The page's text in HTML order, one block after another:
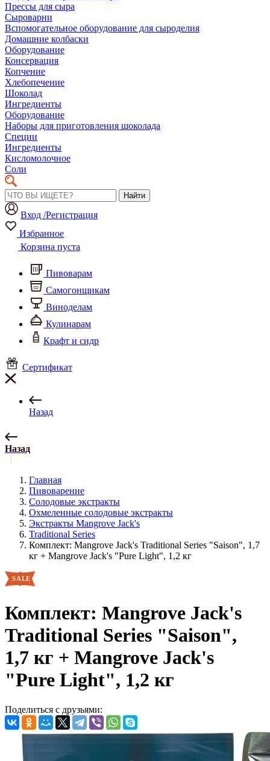
Прессы для сыра
Сыроварни
Вспомогательное оборудование для сыроделия
Домашние колбаски
Оборудование
Консервация
Копчение
Хлебопечение
Шоколад
Ингредиенты
Оборудование
Наборы для приготовления шоколада
Специи
Ингредиенты
Кисломолочное
Соли
Найти
Вход /Регистрация
Избранное
Корзина пуста
Пивоварам
Самогонщикам
Виноделам
Кулинарам
Крафт и сидр
Сертификат
Назад
Назад
Главная
Пивоварение
Солодовые экстракты
Охмеленные солодовые экстракты
Экстракты Mangrove Jack's
Traditional Series
Комплект: Mangrove Jack's Traditional Series "Saison", 1,7
кг + Mangrove Jack's "Pure Light", 1,2 кг
Комплект: Mangrove Jack's
Traditional Series "Saison",
1,7 кг + Mangrove Jack's
"Pure Light", 1,2 кг
Поделиться с друзьями: